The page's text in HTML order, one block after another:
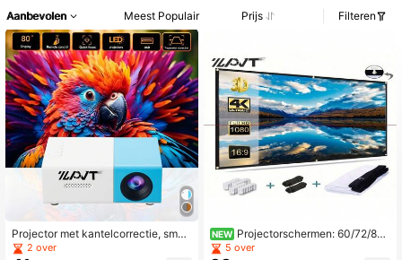
Aanbevolen Meest Populair Prijs Filteren
Projector met kantelcorrectie, smart
phones, laptops en tv's. Draagbare
2 over
NEW Projectorschermen: 60/72/84/
100/120/150 inch, draagbaar, opvo
5 over